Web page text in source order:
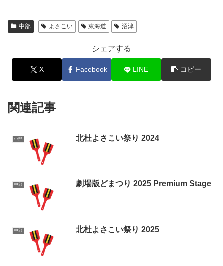
中部 よさこい 東海道 沼津
シェアする
X Facebook LINE コピー
関連記事
中部 北杜よさこい祭り 2024
中部 劇場版どまつり 2025 Premium Stage
中部 北杜よさこい祭り 2025